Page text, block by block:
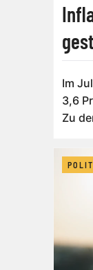
Im
3,6
Zu